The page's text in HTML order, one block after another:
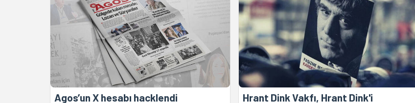
Agos’un X hesabı hacklendi
Hrant Dink Vakfı, Hrant Dink'i